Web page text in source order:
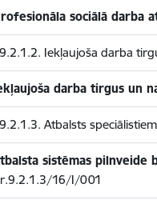
sociālā darba
Iekļaujoša darba
darba tirgus un
Atbalsts
sistēmas
16/I/001